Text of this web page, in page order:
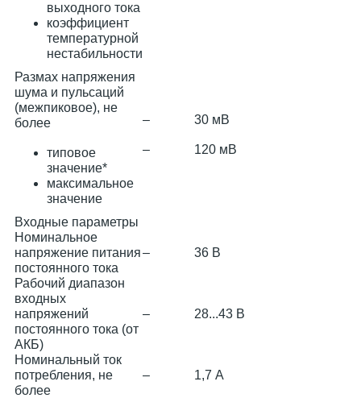
выходного тока
коэффициент
температурной
нестабильности
Размах напряжения
шума и пульсаций
(межпиковое), не
более
типовое
значение*
максимальное
значение
–
–
30 мВ
120 мВ
Входные параметры
Номинальное
напряжение питания
постоянного тока
– 36 В
Рабочий диапазон
входных
напряжений
постоянного тока (от
АКБ)
– 28...43 В
Номинальный ток
потребления, не
более
– 1,7 А